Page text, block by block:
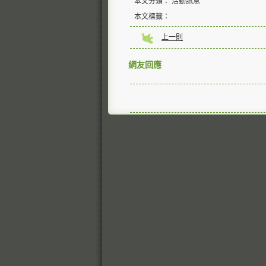
本文標籤：
上一則
網友回應